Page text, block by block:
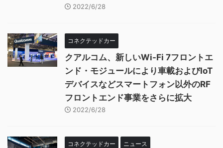
2022/6/28
コネクテッドカー
クアルコム、新しいWi-Fi 7フロントエ
ンド・モジュールにより車載およびIoT
デバイスなどスマートフォン以外のRF
フロントエンド事業をさらに拡大
2022/6/28
コネクテッドカー ニュース